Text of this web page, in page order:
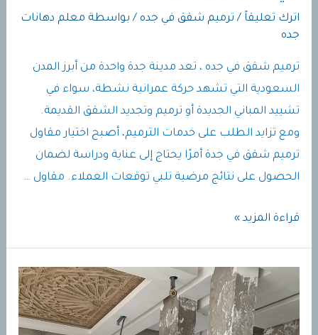
اترك تعليقاً / ترميم شقق في جده / بواسطة معلم دهانات
جده
ترميم شقق في جده ، تعد مدينة جدة واحدة من أبرز المدن
السعودية التي تشهد حركة عمرانية نشطة، سواء في
تشييد المباني الجديدة أو ترميم وتجديد الشقق القديمة.
ومع تزايد الطلب على خدمات الترميم، أصبح اختيار مقاول
ترميم شقق في جدة أمرًا يحتاج إلى عناية ودراسة لضمان
الحصول على نتائج مرضية تلبي توقعات العملاء. مقاول …
ترميم
مقاول
قراءة المزيد »